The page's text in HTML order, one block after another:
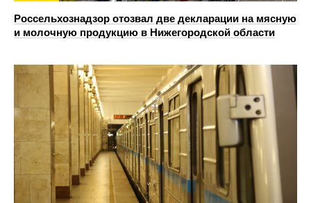
Россельхознадзор отозвал две декларации на мясную
и молочную продукцию в Нижегородской области